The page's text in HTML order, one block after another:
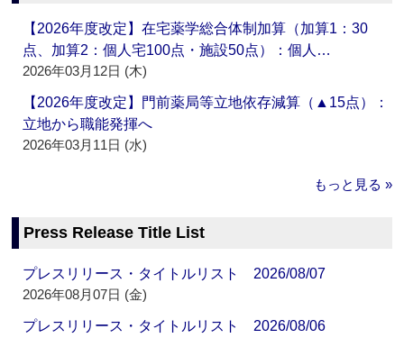
【2026年度改定】在宅薬学総合体制加算（加算1：30
点、加算2：個人宅100点・施設50点）：個人…
2026年03月12日 (木)
【2026年度改定】門前薬局等立地依存減算（▲15点）：
立地から職能発揮へ
2026年03月11日 (水)
もっと見る »
Press Release Title List
プレスリリース・タイトルリスト 2026/08/07
2026年08月07日 (金)
プレスリリース・タイトルリスト 2026/08/06